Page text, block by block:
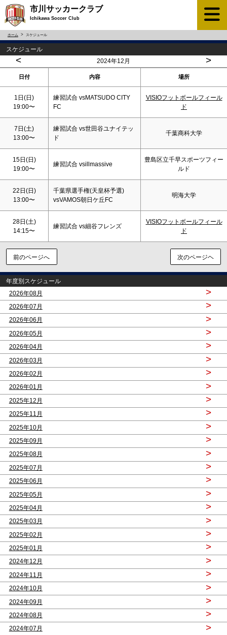
市川サッカークラブ
Ichikawa Soccer Club
ホーム スケジュール
スケジュール
< 2024年12月 >
日付 内容 場所
1日(日)
19:00〜
練習試合 vsMATSUDO CITY
FC
VISIOフットボールフィール
ド
7日(土)
13:00〜
練習試合 vs世田谷ユナイテッ
ド
千葉商科大学
15日(日)
19:00〜
練習試合 vsillmassive
豊島区立千早スポーツフィー
ルド
22日(日)
13:00〜
千葉県選手権(天皇杯予選)
vsVAMOS朝日ケ丘FC
明海大学
28日(土)
14:15〜
練習試合 vs細谷フレンズ
VISIOフットボールフィール
ド
前のページへ 次のページヘ
年度別スケジュール
2026年08月
>
2026年07月 >
2026年06月 >
2026年05月 >
2026年04月 >
2026年03月 >
2026年02月 >
2026年01月 >
2025年12月 >
2025年11月 >
2025年10月 >
2025年09月 >
2025年08月 >
2025年07月 >
2025年06月 >
2025年05月 >
2025年04月 >
2025年03月 >
2025年02月 >
2025年01月 >
2024年12月 >
2024年11月 >
2024年10月 >
2024年09月 >
2024年08月 >
2024年07月 >